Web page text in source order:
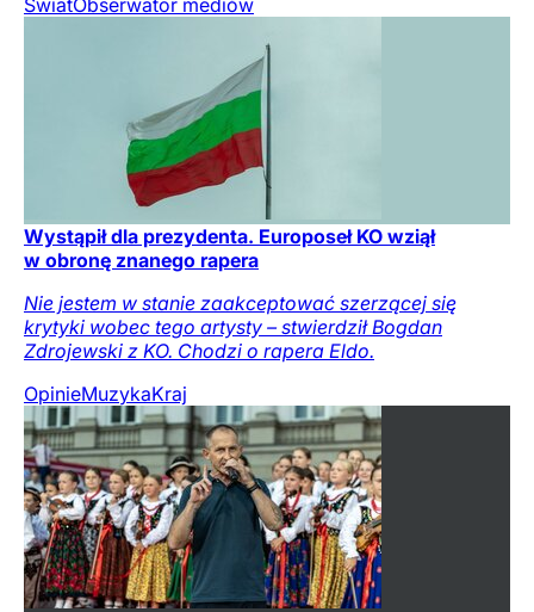
Wystąpił dla prezydenta. Europoseł KO wziął
w obronę znanego rapera
Nie jestem w stanie zaakceptować szerzącej się
krytyki wobec tego artysty – stwierdził Bogdan
Zdrojewski z KO. Chodzi o rapera Eldo.
OpinieMuzykaKraj